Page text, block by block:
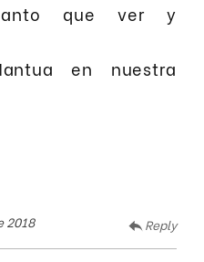
que ver y
en nuestra
2018 Reply